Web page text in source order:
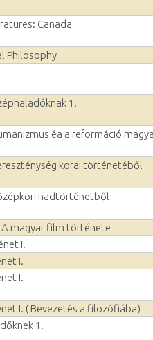
Canada
Philosophy
1.
éa a reformáció
korai történetéből
hadtörténetből
magyar film története
I.
I.
I.
I. ( Bevezetés a filozófiába)
1.